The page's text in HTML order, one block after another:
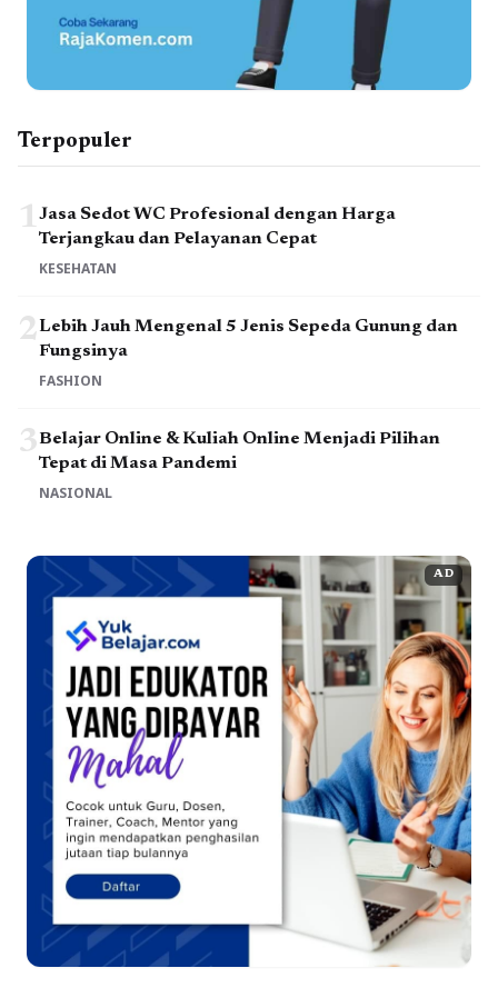
Terpopuler
1Jasa Sedot WC Profesional dengan Harga
Terjangkau dan Pelayanan Cepat
KESEHATAN
2Lebih Jauh Mengenal 5 Jenis Sepeda Gunung dan
Fungsinya
FASHION
3Belajar Online & Kuliah Online Menjadi Pilihan
Tepat di Masa Pandemi
NASIONAL
AD